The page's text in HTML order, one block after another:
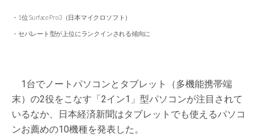
・1位 Surface Pro3（日本マイクロソフト）
・セパレート型が上位にランクインされる傾向に
1台でノートパソコンとタブレット（多機能携帯端
末）の2役をこなす「2イン1」型パソコンが注目されて
いるなか、日本経済新聞はタブレットでも使えるパソコ
ンお薦めの10機種を発表した。